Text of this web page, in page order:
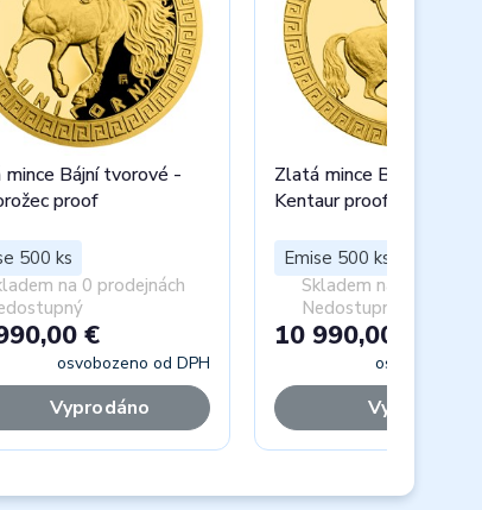
Bájní tvorové -
proof
500 ks
na 0 prodejnách
€
osvobozeno od DPH
Vyprodáno
Zlatá mince Bájní
Kentaur proof
Emise 500 ks
Skladem na 0
Nedostupný
10 990,00 €
osvobozeno
Vyprodáno